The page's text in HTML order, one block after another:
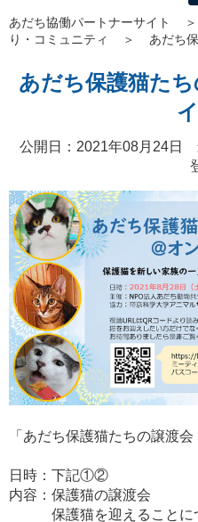
あだち協働パートナーサイト ＞
り・コミュニティ
＞ あだち
あだち保護猫た
公開日：2021年08月24日
「あだち保護猫たちの譲渡
日時：下記①②
内容：保護猫の譲渡会
保護猫を迎えることにつ